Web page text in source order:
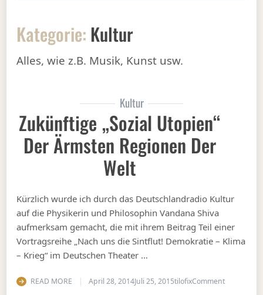
Kategorie: Kultur
Alles, wie z.B. Musik, Kunst usw.
Kultur
Zukünftige „Sozial Utopien“
Der Ärmsten Regionen Der
Welt
Kürzlich wurde ich durch das Deutschlandradio Kultur
auf die Physikerin und Philosophin Vandana Shiva
aufmerksam gemacht, die mit ihrem Beitrag Teil einer
Vortragsreihe „Nach uns die Sintflut! Demokratie – Klima
– Krieg“ im Deutschen Theater …
READ MORE April 28, 2014Juli 25, 2015tilofixCommenton